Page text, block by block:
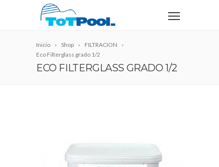
Inicio Shop
FILTRACION
Eco Filterglass grado 1/2
ECO FILTERGLASS GRADO 1/2